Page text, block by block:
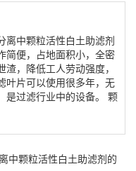
离中颗粒活性白土助滤剂
简便，占地面积小，全密
，降低工人劳动强度，
叶片可以使用很多年，无
是过滤行业中的设备。 颗
中颗粒活性白土助滤剂的